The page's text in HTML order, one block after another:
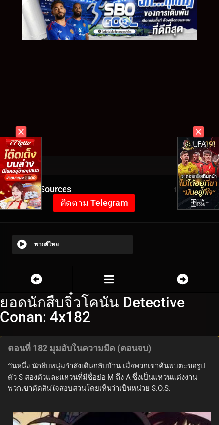
Video Sources 1888 Views
ติดตาม Telegram
พากย์ไทย
ยอดนักสืบจิ๋วโคนัน Detective
Conan: 4x182
ตอนที่ 182 มุมอับในความมืด (ตอนจบ)
วันหนึ่ง นักสืบหนุ่มกำลังเดินกลับบ้าน เมื่อพวกเขาค้นพบตะขอรูป
ตัว S สองตัวและแหวนที่มีชื่อย่อ M ถึง A ซึ่งเป็นแหวนแต่งงาน
พวกเขาตัดสินใจสอบสวนโดยเห็นว่าเป็นหน่วย S.O.S.